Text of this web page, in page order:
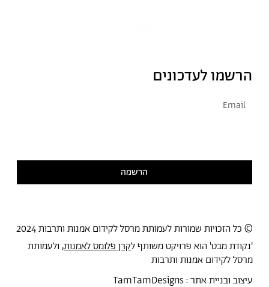
הרשמו לעדכונים
הרשמה
© כל הזכויות שמורות לעמותת מרסל לקידום אמנות ותרבות 2024
'נקודת מבט' הוא פרויקט משותף לקרן פלומס לאמנות, ולעמותת
מרסל לקידום אמנות ותרבות
עיצוב ובניית אתר :TamTamDesigns